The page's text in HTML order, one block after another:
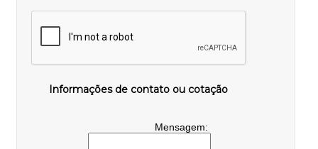
Informações de contato ou cotação
Mensagem: